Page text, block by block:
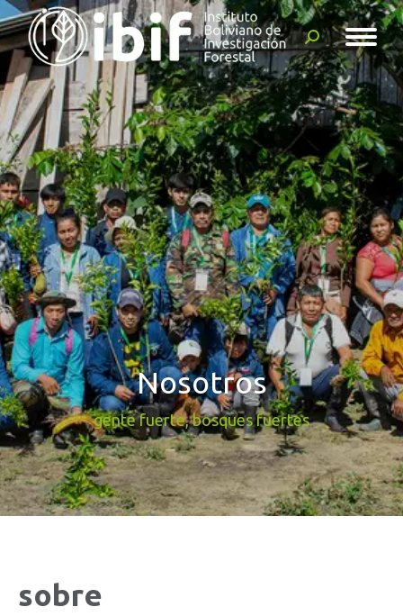
Buscar:
Nosotros
gente fuerte, bosques fuertes
sobre